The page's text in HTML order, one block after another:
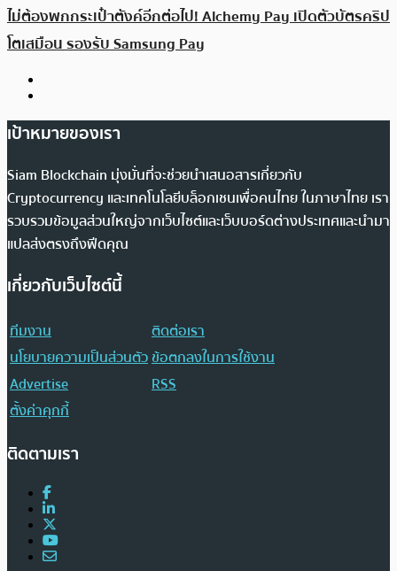
ไม่ต้องพกกระเป๋าตังค์อีกต่อไป! Alchemy Pay เปิดตัวบัตรคริป
โตเสมือน รองรับ Samsung Pay
เป้าหมายของเรา
Siam Blockchain มุ่งมั่นที่จะช่วยนำเสนอสารเกี่ยวกับ
Cryptocurrency และเทคโนโลยีบล็อกเชนเพื่อคนไทย ในภาษาไทย เรา
รวบรวมข้อมูลส่วนใหญ่จากเว็บไซต์และเว็บบอร์ดต่างประเทศและนำมา
แปลส่งตรงถึงฟีดคุณ
เกี่ยวกับเว็บไซต์นี้
ทีมงาน
ติดต่อเรา
นโยบายความเป็นส่วนตัวข้อตกลงในการใช้งาน
Advertise
RSS
ตั้งค่าคุกกี้
ติดตามเรา